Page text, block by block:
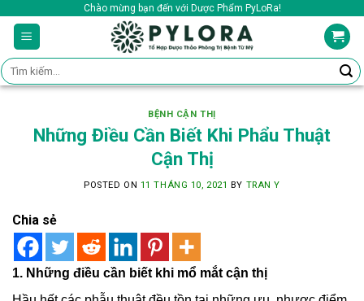
content
Chào mừng bạn đến với Dược Phẩm PyLoRa!
Tìm
kiếm:
BỆNH CẬN THỊ
Những Điều Cần Biết Khi Phẩu Thuật
Cận Thị
POSTED ON 11 THÁNG 10, 2021 BY TRAN Y
Chia sẻ
1. Những điều cần biết khi mổ mắt cận thị